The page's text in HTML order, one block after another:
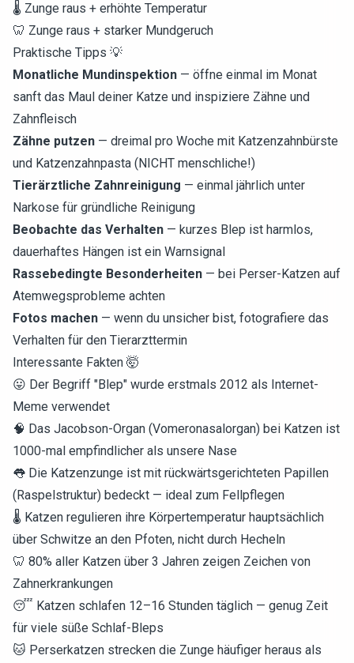
🌡️ Zunge raus + erhöhte Temperatur
🦷 Zunge raus + starker Mundgeruch
Praktische Tipps 💡
Monatliche Mundinspektion — öffne einmal im Monat
sanft das Maul deiner Katze und inspiziere Zähne und
Zahnfleisch
Zähne putzen — dreimal pro Woche mit Katzenzahnbürste
und Katzenzahnpasta (NICHT menschliche!)
Tierärztliche Zahnreinigung — einmal jährlich unter
Narkose für gründliche Reinigung
Beobachte das Verhalten — kurzes Blep ist harmlos,
dauerhaftes Hängen ist ein Warnsignal
Rassebedingte Besonderheiten — bei Perser-Katzen auf
Atemwegsprobleme achten
Fotos machen — wenn du unsicher bist, fotografiere das
Verhalten für den Tierarzttermin
Interessante Fakten 🤯
😛 Der Begriff "Blep" wurde erstmals 2012 als Internet-
Meme verwendet
🧠 Das Jacobson-Organ (Vomeronasalorgan) bei Katzen ist
1000-mal empfindlicher als unsere Nase
👅 Die Katzenzunge ist mit rückwärtsgerichteten Papillen
(Raspelstruktur) bedeckt — ideal zum Fellpflegen
🌡️ Katzen regulieren ihre Körpertemperatur hauptsächlich
über Schwitze an den Pfoten, nicht durch Hecheln
🦷 80% aller Katzen über 3 Jahren zeigen Zeichen von
Zahnerkrankungen
😴 Katzen schlafen 12–16 Stunden täglich — genug Zeit
für viele süße Schlaf-Bleps
🐱 Perserkatzen strecken die Zunge häufiger heraus als